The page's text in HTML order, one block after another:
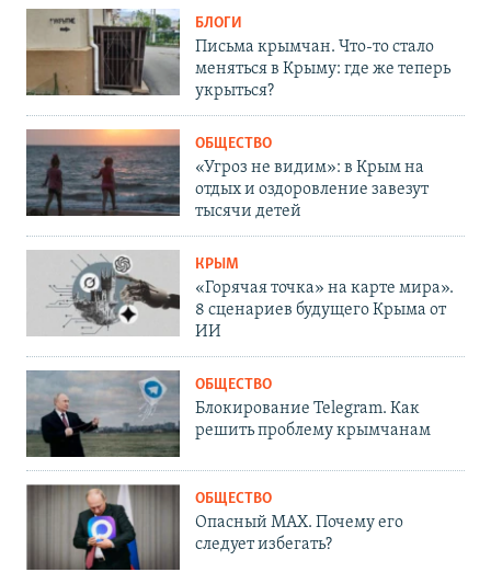
БЛОГИ
Письма крымчан. Что-то стало
меняться в Крыму: где же теперь
укрыться?
ОБЩЕСТВО
«Угроз не видим»: в Крым на
отдых и оздоровление завезут
тысячи детей
КРЫМ
«Горячая точка» на карте мира».
8 сценариев будущего Крыма от
ИИ
ОБЩЕСТВО
Блокирование Telegram. Как
решить проблему крымчанам
ОБЩЕСТВО
Опасный MAX. Почему его
следует избегать?